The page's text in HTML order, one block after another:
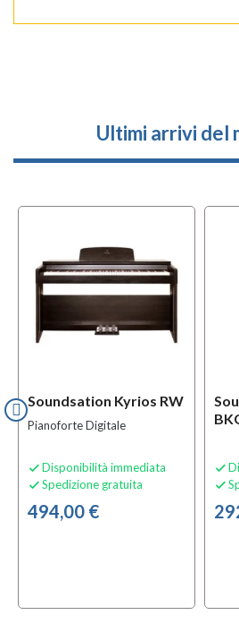
Ultimi arrivi del
Soundsation Kyrios RW
Pianoforte Digitale
 Disponibilità immediata
 Spedizione gratuita
494,00 €

